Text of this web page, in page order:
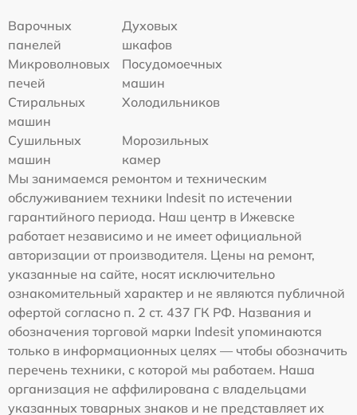
Варочных
панелей
Духовых
шкафов
Микроволновых
печей
Посудомоечных
машин
Стиральных
машин
Холодильников
Сушильных
машин
Морозильных
камер
Мы занимаемся ремонтом и техническим
обслуживанием техники Indesit по истечении
гарантийного периода. Наш центр в Ижевске
работает независимо и не имеет официальной
авторизации от производителя. Цены на ремонт,
указанные на сайте, носят исключительно
ознакомительный характер и не являются публичной
офертой согласно п. 2 ст. 437 ГК РФ. Названия и
обозначения торговой марки Indesit упоминаются
только в информационных целях — чтобы обозначить
перечень техники, с которой мы работаем. Наша
организация не аффилирована с владельцами
указанных товарных знаков и не представляет их